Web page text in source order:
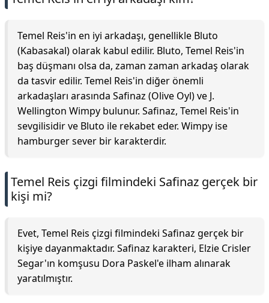
Temel Reis'in en iyi arkadaşı, genellikle Bluto
(Kabasakal) olarak kabul edilir. Bluto, Temel Reis'in
baş düşmanı olsa da, zaman zaman arkadaş olarak
da tasvir edilir. Temel Reis'in diğer önemli
arkadaşları arasında Safinaz (Olive Oyl) ve J.
Wellington Wimpy bulunur. Safinaz, Temel Reis'in
sevgilisidir ve Bluto ile rekabet eder. Wimpy ise
hamburger sever bir karakterdir.
Temel Reis çizgi filmindeki Safinaz gerçek bir
kişi mi?
Evet, Temel Reis çizgi filmindeki Safinaz gerçek bir
kişiye dayanmaktadır. Safinaz karakteri, Elzie Crisler
Segar'ın komşusu Dora Paskel'e ilham alınarak
yaratılmıştır.